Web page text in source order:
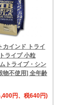
カインド トライ
ライプ 小粒
トライプ・シン
物不使用] 全年齢
円、税640円)